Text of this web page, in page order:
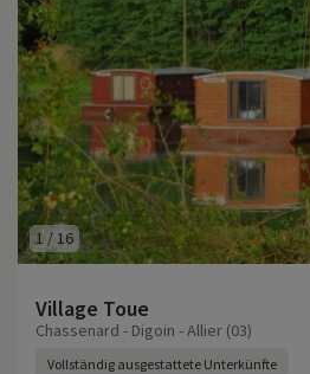
1 /16
Village Toue
Chassenard - Digoin - Allier (03)
Vollständig ausgestattete Unterkünfte